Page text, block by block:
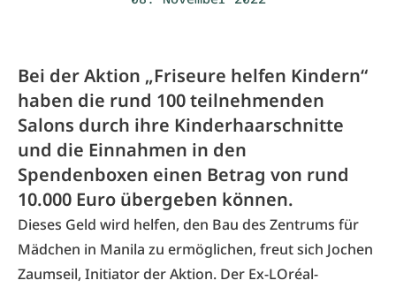
Bei der Aktion „Friseure helfen Kindern“
haben die rund 100 teilnehmenden
Salons durch ihre Kinderhaarschnitte
und die Einnahmen in den
Spendenboxen einen Betrag von rund
10.000 Euro übergeben können.
Dieses Geld wird helfen, den Bau des Zentrums für
Mädchen in Manila zu ermöglichen, freut sich Jochen
Zaumseil, Initiator der Aktion. Der Ex-LOréal-